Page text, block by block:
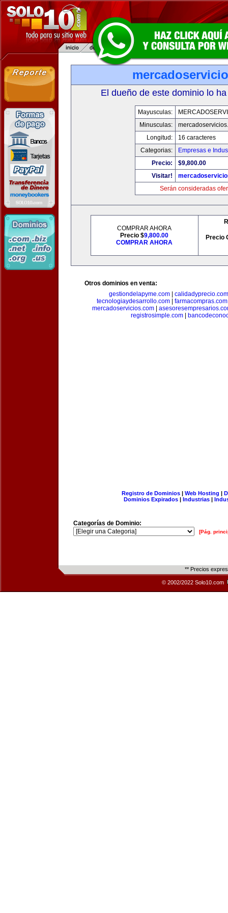
El dueño de este dominio lo
Mayusculas:
Minusculas:
Longitud:
16 caracteres
Categorias:
Empresas e
Precio:
$9,800.00
Visitar!
Serán consideradas
COMPRAR AHORA
Precio $9,800.00
COMPRAR AHORA
Precio
Otros dominios en venta:
gestiondelapyme.com
calidadyprecio.com
tecnologiaydesarrollo.com
farmacompras.com
mercadoservicios.com|
registrosimple.com|
Registro de Dominios| Web Hosting |
Dominios Expirados | Industrias |
Categorías de Dominio:
[Pág.
** Precios
© 2002/2022 Solo10.com